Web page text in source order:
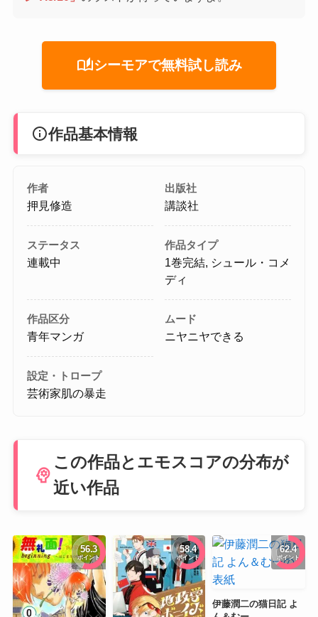
auto_storiesシーモアで無料試し読み
info作品基本情報
作者
押見修造
出版社
講談社
ステータス
連載中
作品タイプ
1巻完結, シュール・コメ
ディ
作品区分
青年マンガ
ムード
ニヤニヤできる
設定・トロープ
芸術家肌の暴走
psychology
この作品とエモスコアの分布が
近い作品
56.3
ポイント
58.4
ポイント
62.4
ポイント
伊藤潤二の猫日記 よ